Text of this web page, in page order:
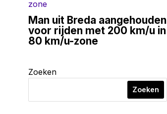
Man uit Breda aangehouden
voor rijden met 200 km/u in
80 km/u-zone
Zoeken
Zoeken